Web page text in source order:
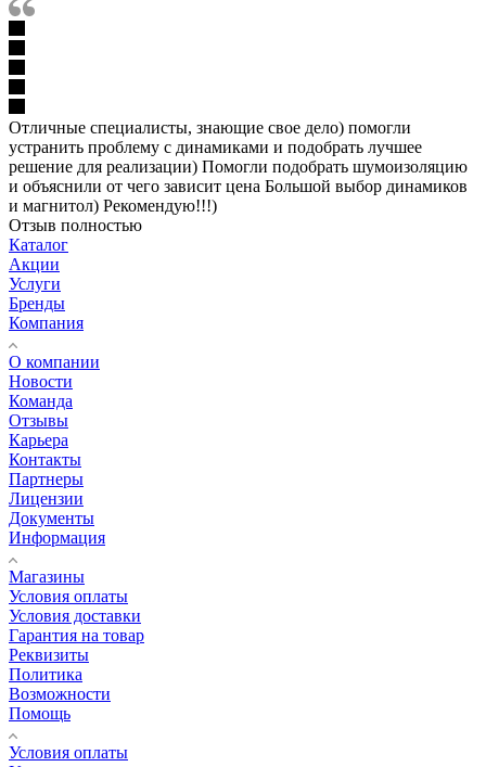
Отличные специалисты, знающие свое дело) помогли
устранить проблему с динамиками и подобрать лучшее
решение для реализации) Помогли подобрать шумоизоляцию
и объяснили от чего зависит цена Большой выбор динамиков
и магнитол) Рекомендую!!!)
Отзыв полностью
Каталог
Акции
Услуги
Бренды
Компания
О компании
Новости
Команда
Отзывы
Карьера
Контакты
Партнеры
Лицензии
Документы
Информация
Магазины
Условия оплаты
Условия доставки
Гарантия на товар
Реквизиты
Политика
Возможности
Помощь
Условия оплаты